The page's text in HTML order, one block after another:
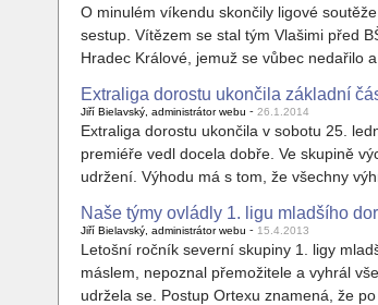
O minulém víkendu skončily ligové
sestup. Vítězem se stal tým Vlašimi před
Hradec Králové, jemuž se vůbec nedařilo
Extraliga dorostu ukončila základní
Jiří Bielavský, administrátor webu - 26.1.2014
Extraliga dorostu ukončila v sobotu 25.
premiéře vedl docela dobře. Ve skupině
udržení. Výhodu má s tom, že všechny
Naše týmy ovládly 1. ligu mladšího
Jiří Bielavský, administrátor webu - 15.4.2013
Letošní ročník severní skupiny 1. ligy
máslem, nepoznal přemožitele a vyhrál
udržela se. Postup Ortexu znamená, že